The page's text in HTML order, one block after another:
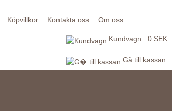
Köpvillkor Kontakta oss Om oss
Kundvagn: 0 SEK
Gå till kassan